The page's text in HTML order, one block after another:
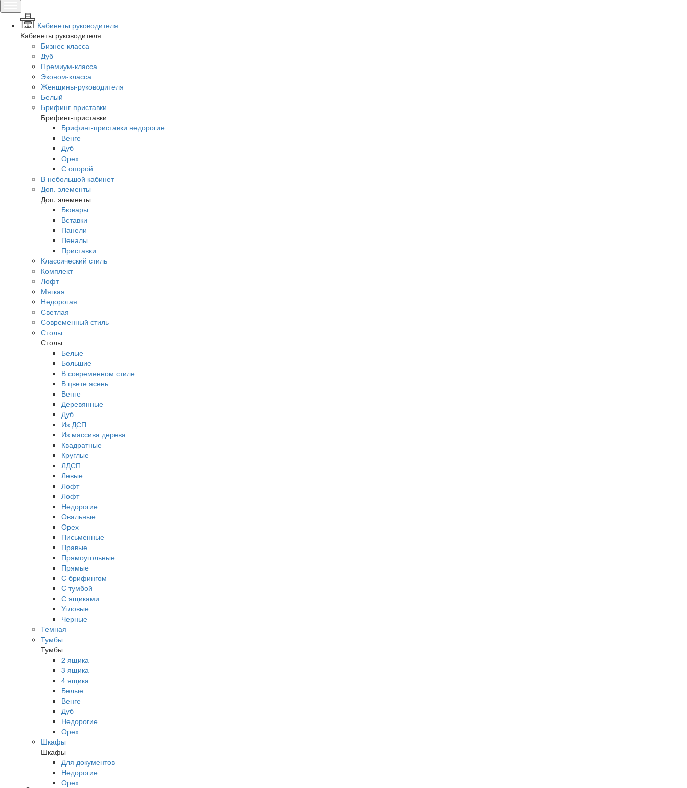
Кабинеты руководителя
Кабинеты руководителя
Бизнес-класса
Дуб
Премиум-класса
Эконом-класса
Женщины-руководителя
Белый
Брифинг-приставки
Брифинг-приставки
Брифинг-приставки недорогие
Венге
Дуб
Орех
С опорой
В небольшой кабинет
Доп. элементы
Доп. элементы
Бювары
Вставки
Панели
Пеналы
Приставки
Классический стиль
Комплект
Лофт
Мягкая
Недорогая
Светлая
Современный стиль
Столы
Столы
Белые
Большие
В современном стиле
В цвете ясень
Венге
Деревянные
Дуб
Из ДСП
Из массива дерева
Квадратные
Круглые
ЛДСП
Левые
Лофт
Лофт
Недорогие
Овальные
Орех
Письменные
Правые
Прямоугольные
Прямые
С брифингом
С тумбой
С ящиками
Угловые
Черные
Темная
Тумбы
Тумбы
2 ящика
3 ящика
4 ящика
Белые
Венге
Дуб
Недорогие
Орех
Шкафы
Шкафы
Для документов
Недорогие
Орех